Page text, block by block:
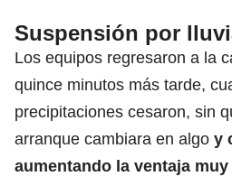
Suspensión por
Los equipos regresaron a la
quince minutos más tarde,
precipitaciones cesaron, sin
arranque cambiara en algo y
aumentando la ventaja